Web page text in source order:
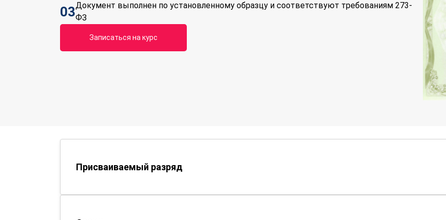
03Документ выполнен по установленному образцу и соответствуют требованиям 273-
ФЗ
Записаться на курс
Присваиваемый разряд